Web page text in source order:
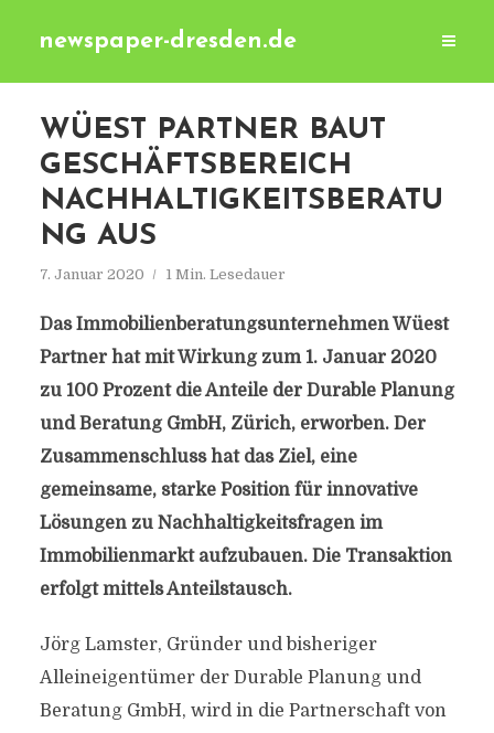
newspaper-dresden.de
WÜEST PARTNER BAUT
GESCHÄFTSBEREICH
NACHHALTIGKEITSBERATU
NG AUS
7. Januar 2020 1 Min. Lesedauer
Das Immobilienberatungsunternehmen Wüest
Partner hat mit Wirkung zum 1. Januar 2020
zu 100 Prozent die Anteile der Durable Planung
und Beratung GmbH, Zürich, erworben. Der
Zusammenschluss hat das Ziel, eine
gemeinsame, starke Position für innovative
Lösungen zu Nachhaltigkeitsfragen im
Immobilienmarkt aufzubauen. Die Transaktion
erfolgt mittels Anteilstausch.
Jörg Lamster, Gründer und bisheriger
Alleineigentümer der Durable Planung und
Beratung GmbH, wird in die Partnerschaft von